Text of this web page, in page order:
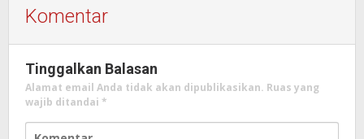
Komentar
Tinggalkan Balasan
Alamat email Anda tidak akan dipublikasikan. Ruas yang
wajib ditandai *